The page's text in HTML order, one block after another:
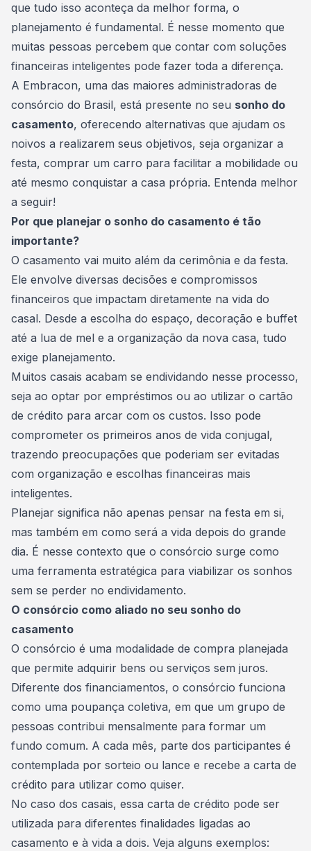
que tudo isso aconteça da melhor forma, o
planejamento é fundamental. É nesse momento que
muitas pessoas percebem que contar com soluções
financeiras inteligentes pode fazer toda a diferença.
A Embracon, uma das maiores administradoras de
consórcio do Brasil, está presente no seu sonho do
casamento, oferecendo alternativas que ajudam os
noivos a realizarem seus objetivos, seja organizar a
festa, comprar um carro para facilitar a mobilidade ou
até mesmo conquistar a casa própria. Entenda melhor
a seguir!
Por que planejar o sonho do casamento é tão
importante?
O casamento vai muito além da cerimônia e da festa.
Ele envolve diversas decisões e compromissos
financeiros que impactam diretamente na vida do
casal. Desde a escolha do espaço, decoração e buffet
até a lua de mel e a organização da nova casa, tudo
exige planejamento.
Muitos casais acabam se endividando nesse processo,
seja ao optar por empréstimos ou ao utilizar o cartão
de crédito para arcar com os custos. Isso pode
comprometer os primeiros anos de vida conjugal,
trazendo preocupações que poderiam ser evitadas
com organização e escolhas financeiras mais
inteligentes.
Planejar significa não apenas pensar na festa em si,
mas também em como será a vida depois do grande
dia. É nesse contexto que o consórcio surge como
uma ferramenta estratégica para viabilizar os sonhos
sem se perder no endividamento.
O consórcio como aliado no seu sonho do
casamento
O consórcio é uma modalidade de compra planejada
que permite adquirir bens ou serviços sem juros.
Diferente dos financiamentos, o consórcio funciona
como uma poupança coletiva, em que um grupo de
pessoas contribui mensalmente para formar um
fundo comum. A cada mês, parte dos participantes é
contemplada por sorteio ou lance e recebe a carta de
crédito para utilizar como quiser.
No caso dos casais, essa carta de crédito pode ser
utilizada para diferentes finalidades ligadas ao
casamento e à vida a dois. Veja alguns exemplos: